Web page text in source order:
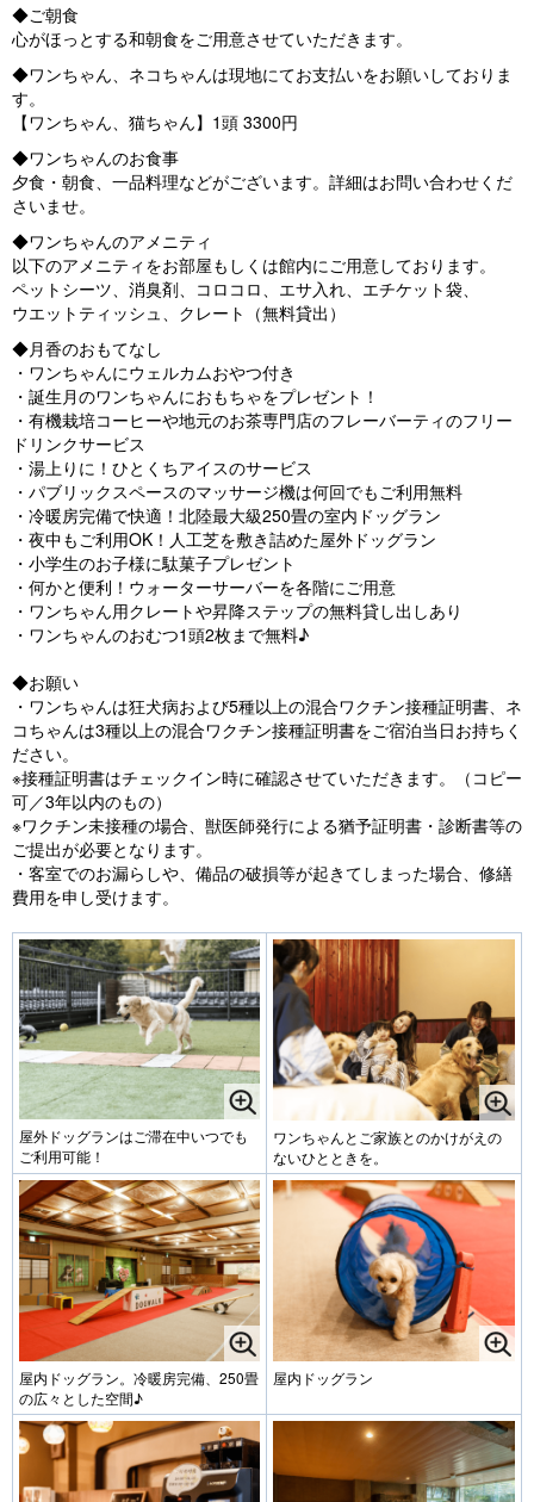
◆ご朝食
心がほっとする和朝食をご用意させていただきます。
◆ワンちゃん、ネコちゃんは現地にてお支払いをお願いしておりま
す。
【ワンちゃん、猫ちゃん】1頭 3300円
◆ワンちゃんのお食事
夕食・朝食、一品料理などがございます。詳細はお問い合わせくだ
さいませ。
◆ワンちゃんのアメニティ
以下のアメニティをお部屋もしくは館内にご用意しております。
ペットシーツ、消臭剤、コロコロ、エサ入れ、エチケット袋、
ウエットティッシュ、クレート（無料貸出）
◆月香のおもてなし
・ワンちゃんにウェルカムおやつ付き
・誕生月のワンちゃんにおもちゃをプレゼント！
・有機栽培コーヒーや地元のお茶専門店のフレーバーティのフリー
ドリンクサービス
・湯上りに！ひとくちアイスのサービス
・パブリックスペースのマッサージ機は何回でもご利用無料
・冷暖房完備で快適！北陸最大級250畳の室内ドッグラン
・夜中もご利用OK！人工芝を敷き詰めた屋外ドッグラン
・小学生のお子様に駄菓子プレゼント
・何かと便利！ウォーターサーバーを各階にご用意
・ワンちゃん用クレートや昇降ステップの無料貸し出しあり
・ワンちゃんのおむつ1頭2枚まで無料♪
◆お願い
・ワンちゃんは狂犬病および5種以上の混合ワクチン接種証明書、ネ
コちゃんは3種以上の混合ワクチン接種証明書をご宿泊当日お持ちく
ださい。
※接種証明書はチェックイン時に確認させていただきます。（コピー
可／3年以内のもの）
※ワクチン未接種の場合、獣医師発行による猶予証明書・診断書等の
ご提出が必要となります。
・客室でのお漏らしや、備品の破損等が起きてしまった場合、修繕
費用を申し受けます。
屋外ドッグランはご滞在中いつでも
ご利用可能！
ワンちゃんとご家族とのかけがえの
ないひとときを。
屋内ドッグラン。冷暖房完備、250畳
の広々とした空間♪
屋内ドッグラン